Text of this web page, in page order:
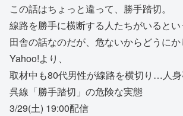
この話はちょっと違って、勝手踏切。
線路を勝手に横断する人たちがいるとい
田舎の話なのだが、危ないからどうにか
Yahoo!より、
取材中も80代男性が線路を横切り…人
呉線「勝手踏切」の危険な実態
3/29(土) 19:00配信